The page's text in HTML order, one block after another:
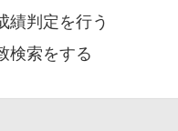
績判定を行う
検索をする